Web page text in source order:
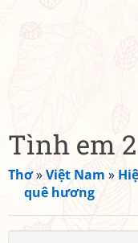
Tình em 2
Thơ»Việt Nam »
quê hương